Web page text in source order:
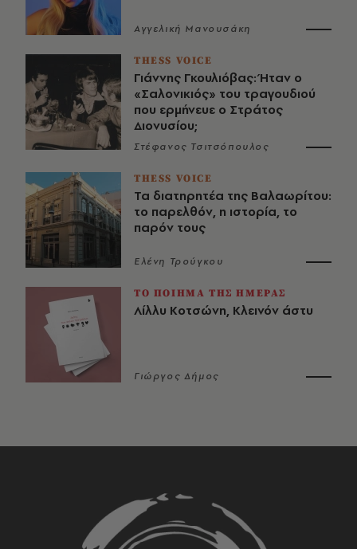
Αγγελική Μανουσάκη
THESS VOICE
Γιάννης Γκουλιόβας: Ήταν ο
«Σαλονικιός» του τραγουδιού
που ερμήνευε ο Στράτος
Διονυσίου;
Στέφανος Τσιτσόπουλος
THESS VOICE
Τα διατηρητέα της Βαλαωρίτου:
το παρελθόν, η ιστορία, το
παρόν τους
Ελένη Τρούγκου
ΤΟ ΠΟΙΗΜΑ ΤΗΣ ΗΜΕΡΑΣ
Λίλλυ Κοτσώνη, Κλεινόν άστυ
Γιώργος Δήμος